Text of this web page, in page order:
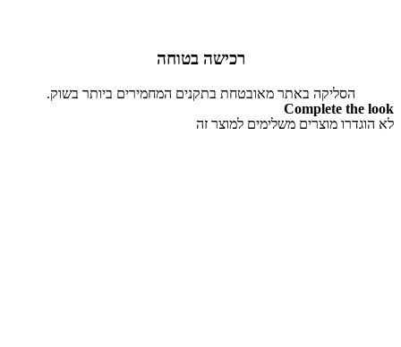
רכישה בטוחה
הסליקה באתר מאובטחת בתקנים המחמירים ביותר בשוק.
Complete the look
לא הוגדרו מוצרים משלימים למוצר זה